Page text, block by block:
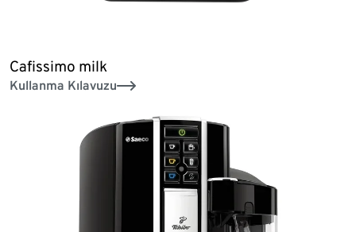
Cafissimo milk
Kullanma Kılavuzu